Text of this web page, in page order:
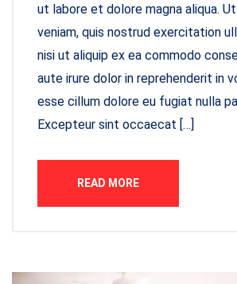
ut labore et dolore magna aliqua.
veniam, quis nostrud exercitation
nisi ut aliquip ex ea commodo
aute irure dolor in reprehenderit in
esse cillum dolore eu fugiat nulla
Excepteur sint occaecat […]
READ MORE